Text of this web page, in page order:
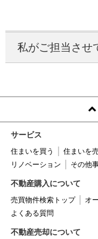
私がご担当させ
サービス
住まいを買う 住まいを
リノベーション
その他
不動産購入について
売買物件検索トップ オ
よくある質問
不動産売却について